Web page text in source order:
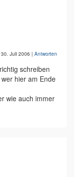
30. Juli 2006 | Antworten
schreiben
hier am Ende
wie auch immer